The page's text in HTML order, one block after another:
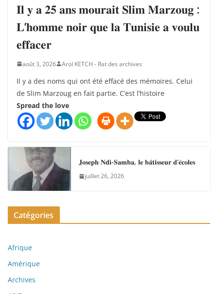
𝐈𝐥 𝐲 𝐚 𝟐𝟓 𝐚𝐧𝐬 𝐦𝐨𝐮𝐫𝐚𝐢𝐭 𝐒𝐥𝐢𝐦 𝐌𝐚𝐫𝐳𝐨𝐮𝐠 :
𝐋’𝐡𝐨𝐦𝐦𝐞 𝐧𝐨𝐢𝐫 𝐪𝐮𝐞 𝐥𝐚 𝐓𝐮𝐧𝐢𝐬𝐢𝐞 𝐚 𝐯𝐨𝐮𝐥𝐮
𝐞𝐟𝐟𝐚𝐜𝐞𝐫
août 3, 2026 Arol KETCH - Rat des archives
Il y a des noms qui ont été effacé des mémoires. Celui
de Slim Marzoug en fait partie. C’est l’histoire
Spread the love
𝐉𝐨𝐬𝐞𝐩𝐡 𝐍𝐝𝐢-𝐒𝐚𝐦𝐛𝐚, 𝐥𝐞 𝐛𝐚̂𝐭𝐢𝐬𝐬𝐞𝐮𝐫 𝐝’𝐞́𝐜𝐨𝐥𝐞𝐬
juillet 26, 2026
Catégories
Afrique
Amérique
Archives